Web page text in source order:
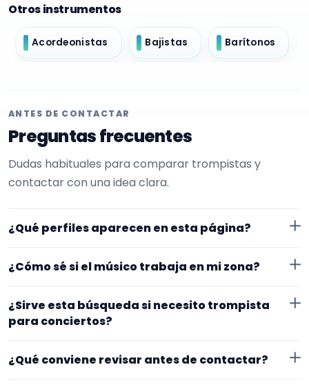
Otros instrumentos
Acordeonistas Bajistas Barítonos
ANTES DE CONTACTAR
Preguntas frecuentes
Dudas habituales para comparar trompistas y
contactar con una idea clara.
¿Qué perfiles aparecen en esta página?
EncuentraMúsico. La selección está filtrada por
¿Cómo sé si el músico trabaja en mi zona?
necesitas desplazamiento o fechas concretas, lo
¿Sirve esta búsqueda si necesito trompista
para conciertos?
contexto. Para afinar mejor, revisa especialidad
¿Qué conviene revisar antes de contactar?